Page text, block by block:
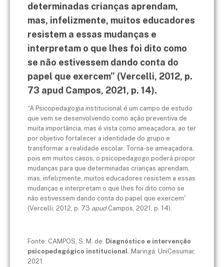
determinadas crianças aprendam,
mas, infelizmente, muitos educadores
resistem a essas mudanças e
interpretam o que lhes foi dito como
se não estivessem dando conta do
papel que exercem” (Vercelli, 2012, p.
73 apud Campos, 2021, p. 14).
“A Psicopedagogia institucional é um campo de estudo
que vem se desenvolvendo como ação preventiva de
muita importância, mas é vista como ameaçadora, ao ter
por objetivo fortalecer a identidade do grupo e
transformar a realidade escolar. Torna-se ameaçadora,
pois em muitos casos, o psicopedagogo poderá propor
mudanças para que determinadas crianças aprendam,
mas, infelizmente, muitos educadores resistem a essas
mudanças e interpretam o que lhes foi dito como se
não estivessem dando conta do papel que exercem”
(Vercelli, 2012, p. 73 apud Campos, 2021, p. 14).
Fonte: CAMPOS, S. M. de. Diagnóstico e intervenção
psicopedagógico institucional. Maringá: UniCesumar,
2021.